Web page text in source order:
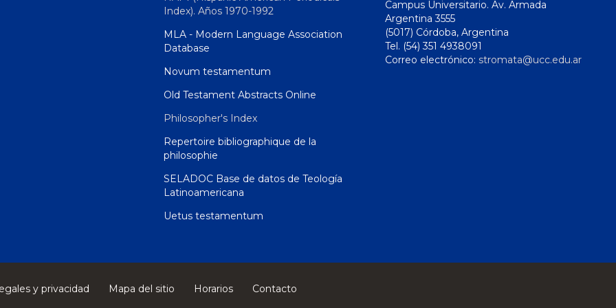
Index). Años 1970-1992
MLA - Modern Language Association
Database
Novum testamentum
Old Testament Abstracts Online
Philosopher's Index
Repertoire bibliographique de la
philosophie
SELADOC Base de datos de Teología
Latinoamericana
Uetus testamentum
Campus Universitario. Av. Armada
Argentina 3555
(5017) Córdoba, Argentina
Tel. (54) 351 4938091
Correo electrónico: stromata@ucc.edu.ar
y privacidad Mapa del sitio Horarios
Contacto